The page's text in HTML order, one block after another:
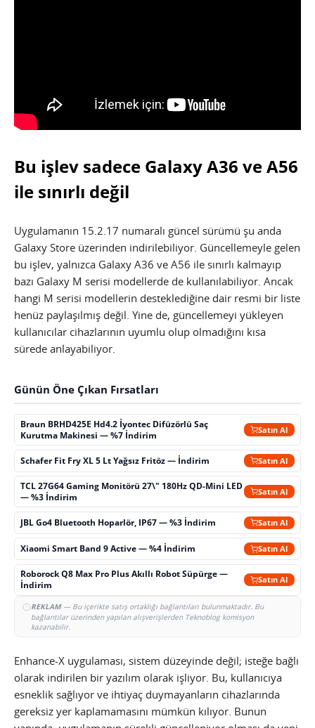
Bu işlev sadece Galaxy A36 ve A56
ile sınırlı değil
Uygulamanın 15.2.17 numaralı güncel sürümü şu anda
Galaxy Store üzerinden indirilebiliyor. Güncellemeyle gelen
bu işlev, yalnızca Galaxy A36 ve A56 ile sınırlı kalmayıp
bazı Galaxy M serisi modellerde de kullanılabiliyor. Ancak
hangi M serisi modellerin desteklediğine dair resmi bir liste
henüz paylaşılmış değil. Yine de, güncellemeyi yükleyen
kullanıcılar cihazlarının uyumlu olup olmadığını kısa
sürede anlayabiliyor.
Günün Öne Çıkan Fırsatları
Braun BRHD425E Hd4.2 İyontec Difüzörlü Saç
Kurutma Makinesi — %7 İndirim
Satın Al
Schafer Fit Fry XL 5 Lt Yağsız Fritöz — İndirim Satın Al
TCL 27G64 Gaming Monitörü 27\" 180Hz QD-Mini LED
— %3 İndirim
Satın Al
JBL Go4 Bluetooth Hoparlör, IP67 — %3 İndirim Satın Al
Xiaomi Smart Band 9 Active — %4 İndirim Satın Al
Roborock Q8 Max Pro Plus Akıllı Robot Süpürge —
İndirim
Satın Al
REKLAM— Bu içerikte satış ortaklığı bağlantıları bulunmaktadır. Bu
bağlantılar üzerinden yapılan alışverişlerden Teknoblog komisyon
kazanabilir.
Enhance-X uygulaması, sistem düzeyinde değil; isteğe bağlı
olarak indirilen bir yazılım olarak işliyor. Bu, kullanıcıya
esneklik sağlıyor ve ihtiyaç duymayanların cihazlarında
gereksiz yer kaplamamasını mümkün kılıyor. Bunun